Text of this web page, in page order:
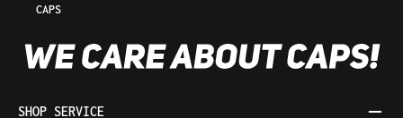
CAPS
SHOP SERVICE